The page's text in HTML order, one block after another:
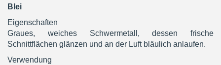
Blei
Eigenschaften
Graues, weiches Schwermetall, dessen frische
Schnittflächen glänzen und an der Luft bläulich anlaufen.
Verwendung